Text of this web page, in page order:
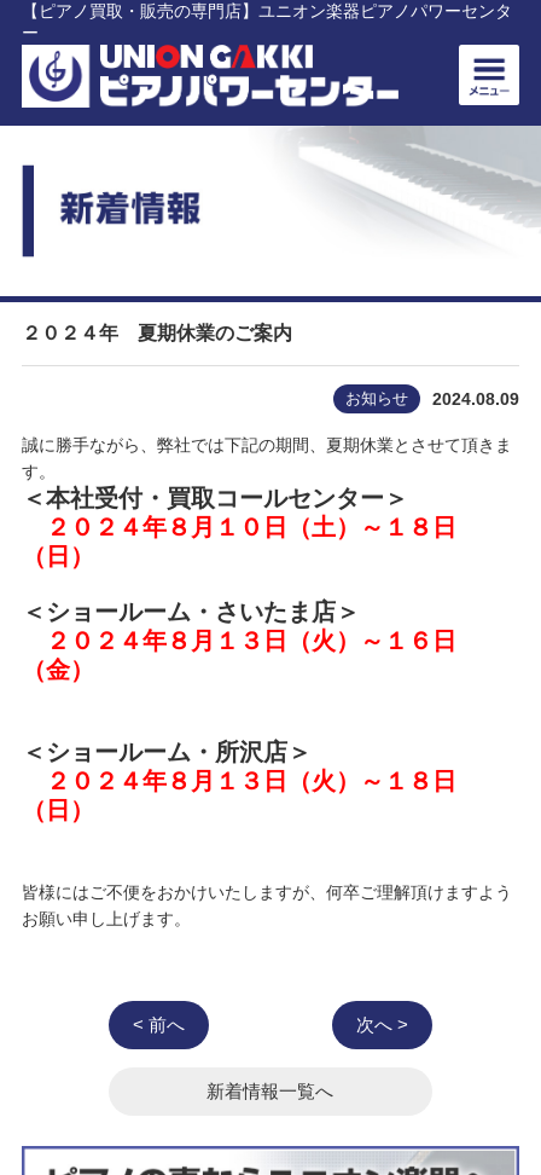
【ピアノ買取・販売の専門店】ユニオン楽器ピアノパワーセンタ
ー
２０２４年 夏期休業のご案内
お知らせ 2024.08.09
誠に勝手ながら、弊社では下記の期間、夏期休業とさせて頂きま
す。
＜本社受付・買取コールセンター＞
２０２４年８月１０日（土）～１８日
（日）
＜ショールーム・さいたま店＞
２０２４年８月１３日（火）～１６日
（金）
＜ショールーム・所沢店＞
２０２４年８月１３日（火）～１８日
（日）
皆様にはご不便をおかけいたしますが、何卒ご理解頂けますよう
お願い申し上げます。
< 前へ 次へ >
新着情報一覧へ